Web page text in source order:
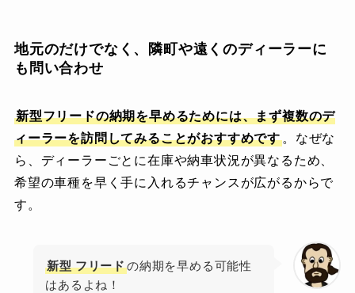
地元のだけでなく、隣町や遠くのディーラーに
も問い合わせ
新型フリードの納期を早めるためには、まず複数のデ
ィーラーを訪問してみることがおすすめです 。なぜな
ら、ディーラーごとに在庫や納車状況が異なるため、
希望の車種を早く手に入れるチャンスが広がるからで
す。
新型 フリードの納期を早める可能性
はあるよね！